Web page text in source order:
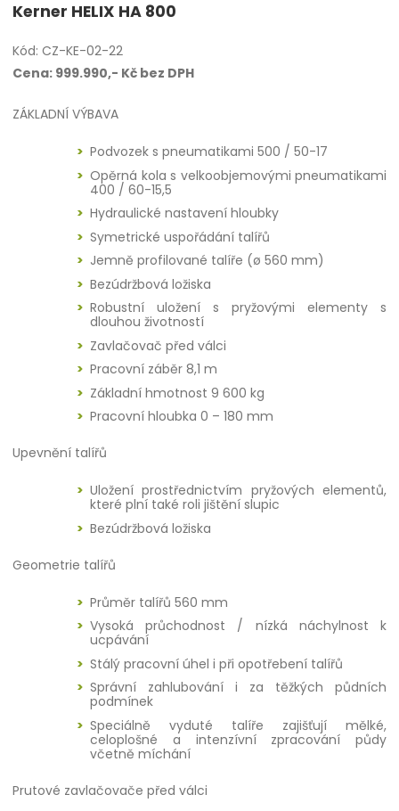
Kerner HELIX HA 800
Kód: CZ-KE-02-22
Cena: 999.990,- Kč bez DPH
ZÁKLADNÍ VÝBAVA
Podvozek s pneumatikami 500 / 50-17
Opěrná kola s velkoobjemovými pneumatikami
400 / 60-15,5
Hydraulické nastavení hloubky
Symetrické uspořádání talířů
Jemně profilované talíře (ø 560 mm)
Bezúdržbová ložiska
Robustní uložení s pryžovými elementy s
dlouhou životností
Zavlačovač před válci
Pracovní záběr 8,1 m
Základní hmotnost 9 600 kg
Pracovní hloubka 0 – 180 mm
Upevnění talířů
Uložení prostřednictvím pryžových elementů,
které plní také roli jištění slupic
Bezúdržbová ložiska
Geometrie talířů
Průměr talířů 560 mm
Vysoká průchodnost / nízká náchylnost k
ucpávání
Stálý pracovní úhel i při opotřebení talířů
Správní zahlubování i za těžkých půdních
podmínek
Speciálně vyduté talíře zajišťují mělké,
celoplošné a intenzívní zpracování půdy
včetně míchání
Prutové zavlačovače před válci